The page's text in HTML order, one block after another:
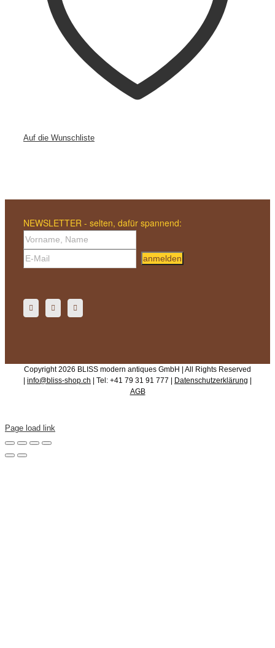
Auf die Wunschliste
NEWSLETTER - selten, dafür spannend:
anmelden
Copyright 2026 BLISS modern antiques GmbH | All Rights Reserved
| info@bliss-shop.ch | Tel: +41 79 31 91 777 | Datenschutzerklärung |
AGB
Page load link